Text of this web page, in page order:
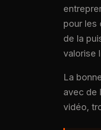
pour les
de la
valorise
La
avec de
vidéo,